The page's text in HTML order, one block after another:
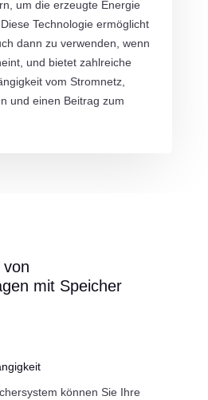
um die erzeugte Energie
Technologie ermöglicht
dann zu verwenden, wenn
und bietet zahlreiche
vom Stromnetz,
und einen Beitrag zum
mit Speicher
können Sie Ihre